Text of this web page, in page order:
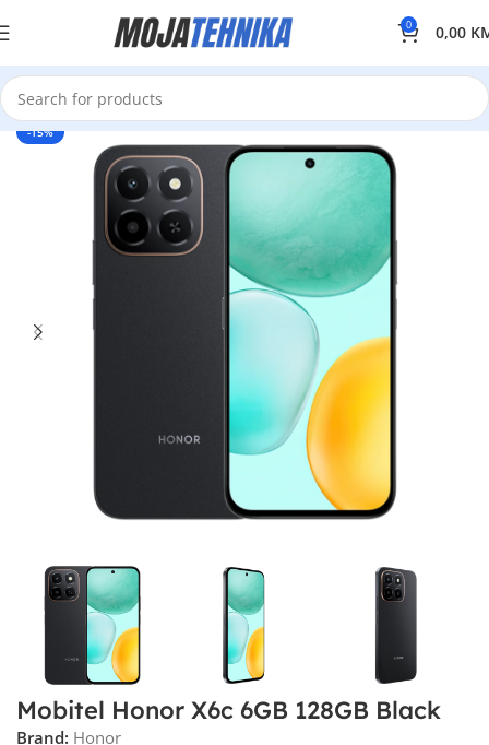
0 0,00
-15%
Mobitel Honor X6c 6GB 128GB Black
Brand: Honor